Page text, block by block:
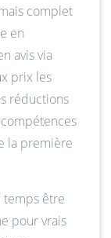
complet
en
avis via
prix les
réductions
la première
temps être
pour vrais